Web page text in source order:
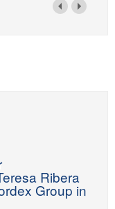
Ribera
Group in